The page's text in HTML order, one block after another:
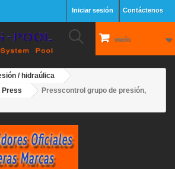
Contáctenos
Iniciar sesión
vacío
/ hidraúlica
Press
Presscontrol grupo de presión,